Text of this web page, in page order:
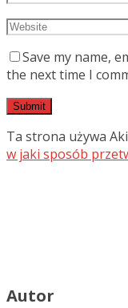
Save my name,
the next time I
Ta strona używa
w jaki sposób
Autor